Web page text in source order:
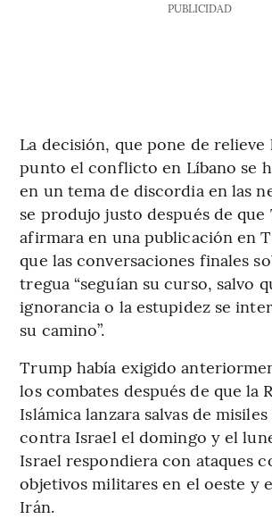
PUBLICIDAD
La decisión, que pone de relieve
punto el conflicto en Líbano se
en un tema de discordia en las
se produjo justo después de que
afirmara en una publicación en
que las conversaciones finales
tregua “seguían su curso, salvo
ignorancia o la estupidez se
su camino”.
Trump había exigido
los combates después de que la
Islámica lanzara salvas de
contra Israel el domingo y el
Israel respondiera con ataques
objetivos militares en el oeste y
Irán.